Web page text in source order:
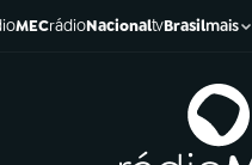
MECrádioNacionaltvBrasilmais